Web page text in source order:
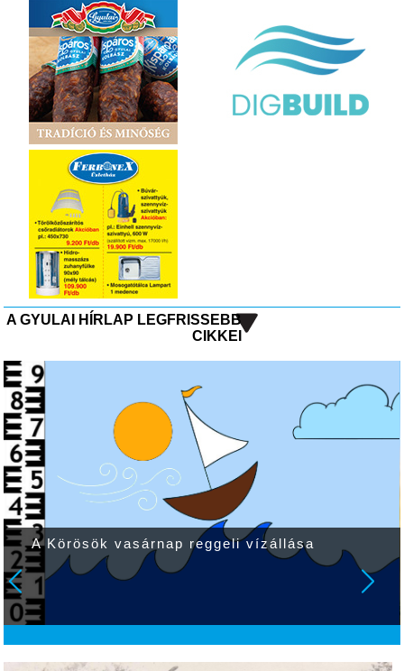
A GYULAI HÍRLAP LEGFRISSEBB
CIKKEI
A Körösök vasárnap reggeli vízállása